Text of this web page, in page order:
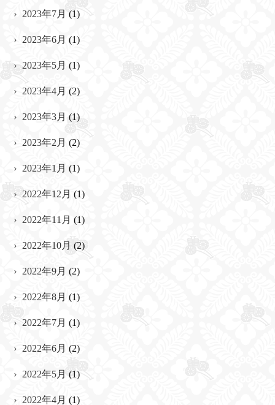
2023年7月 (1)
2023年6月 (1)
2023年5月 (1)
2023年4月 (2)
2023年3月 (1)
2023年2月 (2)
2023年1月 (1)
2022年12月 (1)
2022年11月 (1)
2022年10月 (2)
2022年9月 (2)
2022年8月 (1)
2022年7月 (1)
2022年6月 (2)
2022年5月 (1)
2022年4月 (1)